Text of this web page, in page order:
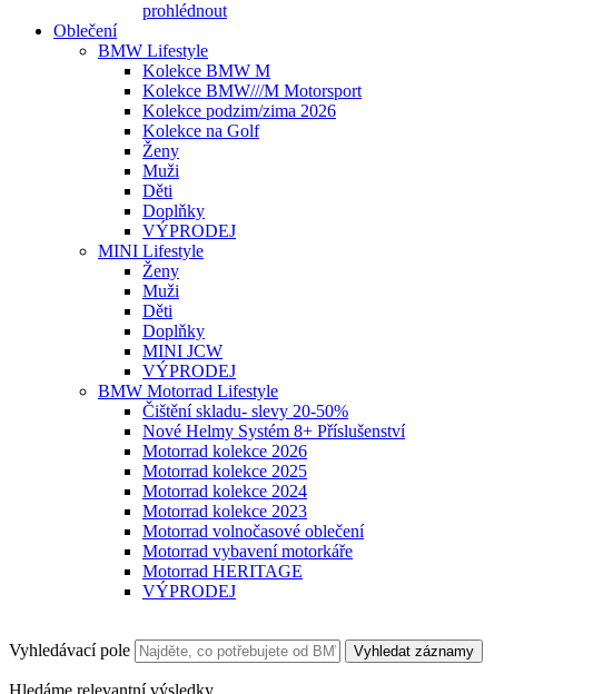
prohlédnout
Oblečení
BMW Lifestyle
Kolekce BMW M
Kolekce BMW///M Motorsport
Kolekce podzim/zima 2026
Kolekce na Golf
Ženy
Muži
Děti
Doplňky
VÝPRODEJ
MINI Lifestyle
Ženy
Muži
Děti
Doplňky
MINI JCW
VÝPRODEJ
BMW Motorrad Lifestyle
Čištění skladu- slevy 20-50%
Nové Helmy Systém 8+ Příslušenství
Motorrad kolekce 2026
Motorrad kolekce 2025
Motorrad kolekce 2024
Motorrad kolekce 2023
Motorrad volnočasové oblečení
Motorrad vybavení motorkáře
Motorrad HERITAGE
VÝPRODEJ
Vyhledávací pole Vyhledat záznamy
Hledáme relevantní výsledky.